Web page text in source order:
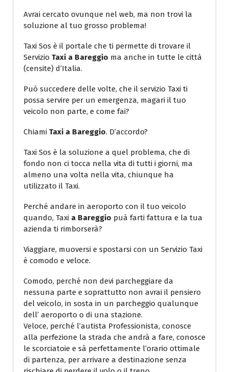
Avrai cercato ovunque nel web, ma non trovi la
soluzione al tuo grosso problema!
Taxi Sos è il portale che ti permette di trovare il
Servizio Taxi a Bareggio ma anche in tutte le città
(censite) d’Italia.
Può succedere delle volte, che il servizio Taxi ti
possa servire per un emergenza, magari il tuo
veicolo non parte, e come fai?
Chiami Taxi a Bareggio. D’accordo?
Taxi Sos è la soluzione a quel problema, che di
fondo non ci tocca nella vita di tutti i giorni, ma
almeno una volta nella vita, chiunque ha
utilizzato il Taxi.
Perché andare in aeroporto con il tuo veicolo
quando, Taxi a Bareggio puà farti fattura e la tua
azienda ti rimborserà?
Viaggiare, muoversi e spostarsi con un Servizio Taxi
è comodo e veloce.
Comodo, perché non devi parcheggiare da
nessuna parte e soprattutto non avrai il pensiero
del veicolo, in sosta in un parcheggio qualunque
dell’ aeroporto o di una stazione.
Veloce, perché l’autista Professionista, conosce
alla perfezione la strada che andrà a fare, conosce
le scorciatoie e sà perfettamente l’orario ottimale
di partenza, per arrivare a destinazione senza